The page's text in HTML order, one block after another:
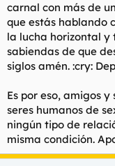
carnal con más de
que estás hablando
la lucha horizontal y
sabiendas de que
siglos amén. :cry:
Es por eso, amigos
seres humanos de
ningún tipo de
misma condición.